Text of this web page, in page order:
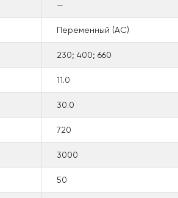
—
Переменный (AC)
230; 400; 660
11.0
30.0
720
3000
50